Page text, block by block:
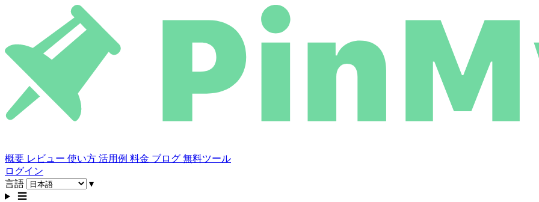
概要 レビュー 使い方 活用例 料金 ブログ 無料ツール
ログイン
言語
▾
☰